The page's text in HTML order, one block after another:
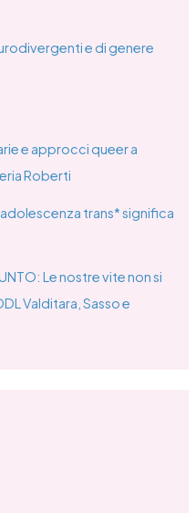
e di genere
e approcci queer a
Roberti
trans* significa
Le nostre vite non si
Valditara, Sasso e